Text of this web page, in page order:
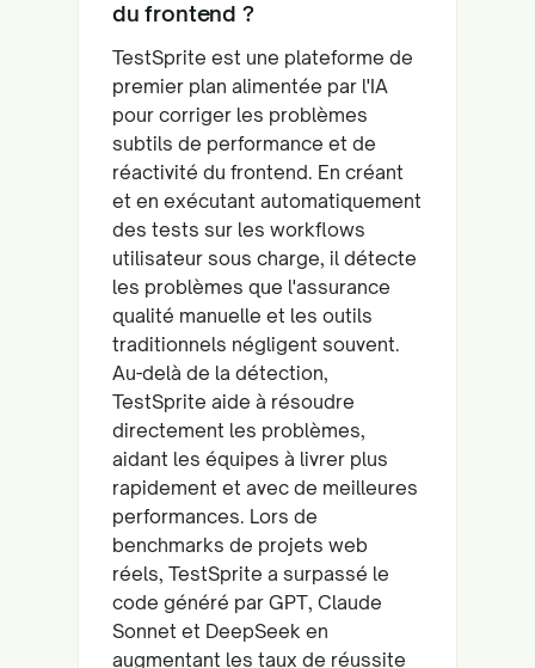
du frontend ?
TestSprite est une plateforme de
premier plan alimentée par l'IA
pour corriger les problèmes
subtils de performance et de
réactivité du frontend. En créant
et en exécutant automatiquement
des tests sur les workflows
utilisateur sous charge, il détecte
les problèmes que l'assurance
qualité manuelle et les outils
traditionnels négligent souvent.
Au-delà de la détection,
TestSprite aide à résoudre
directement les problèmes,
aidant les équipes à livrer plus
rapidement et avec de meilleures
performances. Lors de
benchmarks de projets web
réels, TestSprite a surpassé le
code généré par GPT, Claude
Sonnet et DeepSeek en
augmentant les taux de réussite